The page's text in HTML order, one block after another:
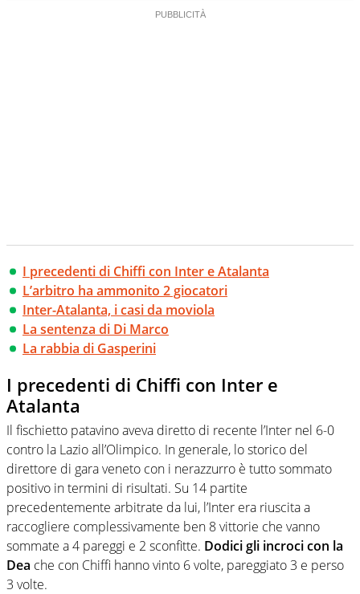
I precedenti di Chiffi con Inter e Atalanta
L’arbitro ha ammonito 2 giocatori
Inter-Atalanta, i casi da moviola
La sentenza di Di Marco
La rabbia di Gasperini
I precedenti di Chiffi con Inter e
Atalanta
Il fischietto patavino aveva diretto di recente l’Inter nel 6-0
contro la Lazio all’Olimpico. In generale, lo storico del
direttore di gara veneto con i nerazzurro è tutto sommato
positivo in termini di risultati. Su 14 partite
precedentemente arbitrate da lui, l’Inter era riuscita a
raccogliere complessivamente ben 8 vittorie che vanno
sommate a 4 pareggi e 2 sconfitte. Dodici gli incroci con la
Dea che con Chiffi hanno vinto 6 volte, pareggiato 3 e perso
3 volte.